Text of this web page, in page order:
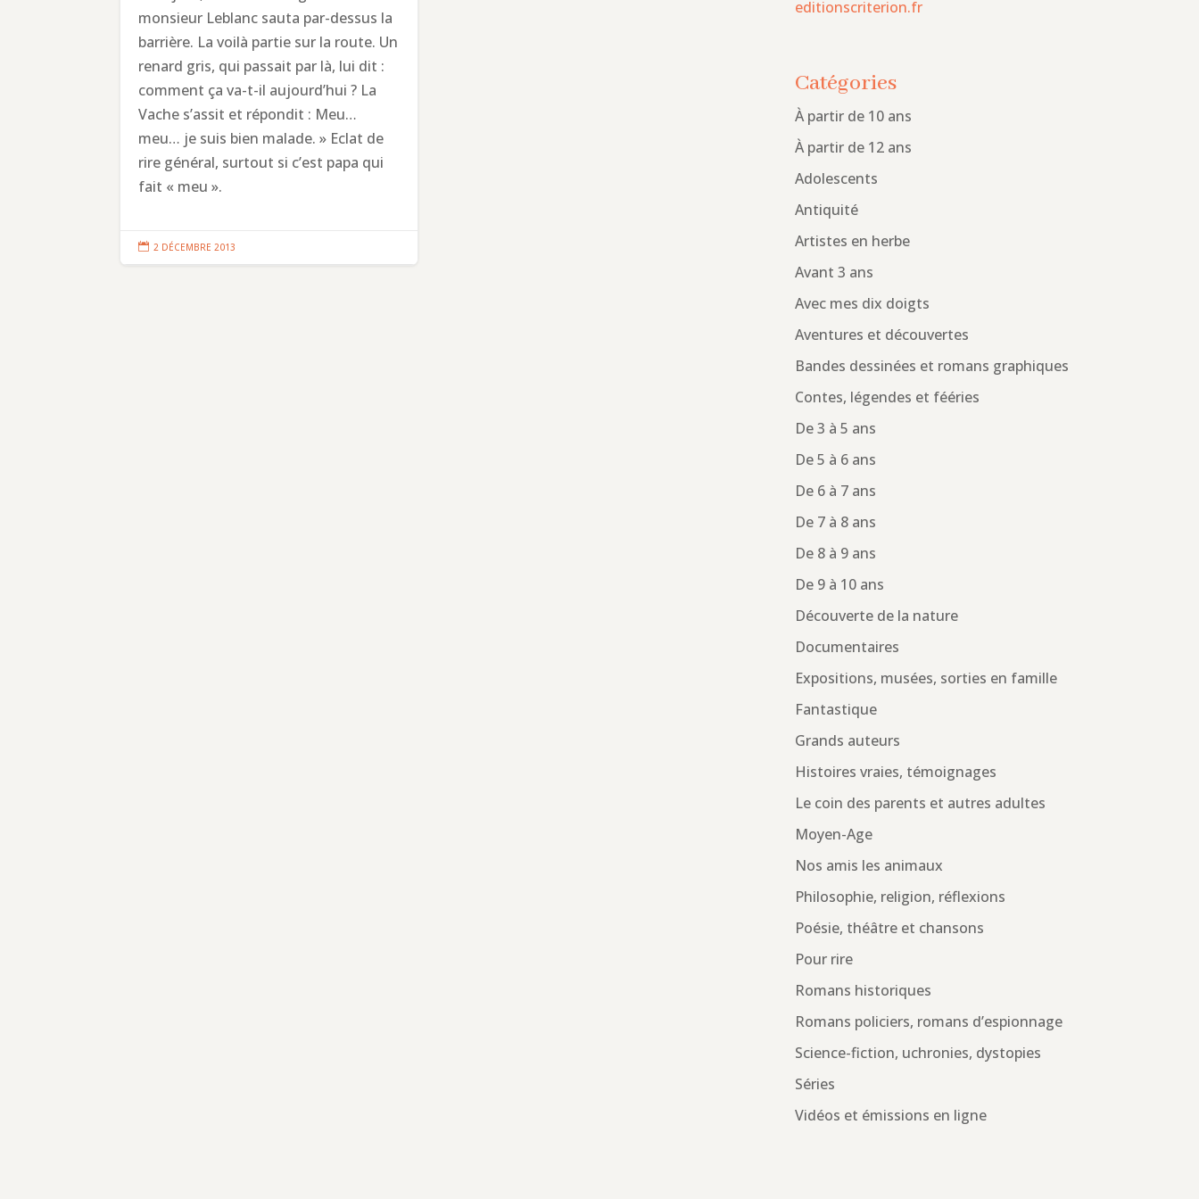
monsieur Leblanc sauta par-dessus la
barrière. La voilà partie sur la route. Un
renard gris, qui passait par là, lui dit :
comment ça va-t-il aujourd’hui ? La
Vache s’assit et répondit : Meu…
meu… je suis bien malade. » Eclat de
rire général, surtout si c’est papa qui
fait « meu ».
 2 DÉCEMBRE 2013
editionscriterion.fr
Catégories
À partir de 10 ans
À partir de 12 ans
Adolescents
Antiquité
Artistes en herbe
Avant 3 ans
Avec mes dix doigts
Aventures et découvertes
Bandes dessinées et romans graphiques
Contes, légendes et fééries
De 3 à 5 ans
De 5 à 6 ans
De 6 à 7 ans
De 7 à 8 ans
De 8 à 9 ans
De 9 à 10 ans
Découverte de la nature
Documentaires
Expositions, musées, sorties en famille
Fantastique
Grands auteurs
Histoires vraies, témoignages
Le coin des parents et autres adultes
Moyen-Age
Nos amis les animaux
Philosophie, religion, réflexions
Poésie, théâtre et chansons
Pour rire
Romans historiques
Romans policiers, romans d’espionnage
Science-fiction, uchronies, dystopies
Séries
Vidéos et émissions en ligne